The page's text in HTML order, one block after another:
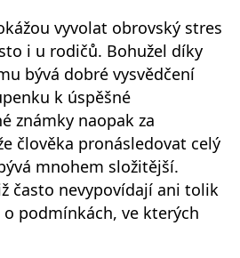
vyvolat obrovský stres
i u rodičů. Bohužel díky
bývá dobré vysvědčení
k úspěšné
známky naopak za
člověka pronásledovat celý
mnohem složitější.
často nevypovídají ani tolik
podmínkách, ve kterých